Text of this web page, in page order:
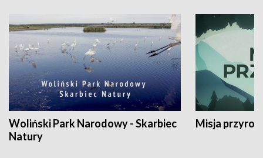
Woliński Park Narodowy - Skarbiec
Natury
Misja